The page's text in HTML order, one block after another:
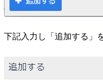
下記入力し「追加する」